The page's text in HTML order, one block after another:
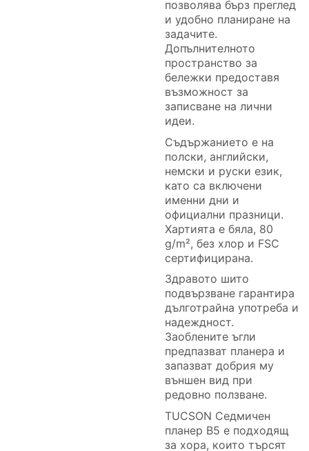
позволява бърз преглед
и удобно планиране на
задачите.
Допълнителното
пространство за
бележки предоставя
възможност за
записване на лични
идеи.
Съдържанието е на
полски, английски,
немски и руски език,
като са включени
именни дни и
официални празници.
Хартията е бяла, 80
g/m², без хлор и FSC
сертифицирана.
Здравото шито
подвързване гарантира
дълготрайна употреба и
надеждност.
Заоблените ъгли
предпазват планера и
запазват добрия му
външен вид при
редовно ползване.
TUCSON Седмичен
планер B5 е подходящ
за хора, които търсят